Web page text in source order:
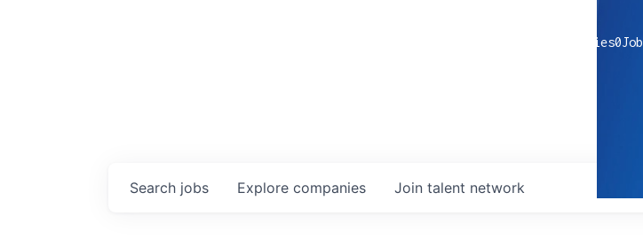
companies0
Search jobs Explore companies Join talent network